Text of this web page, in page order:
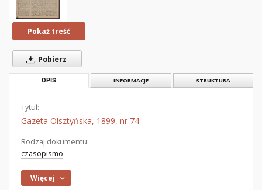
Pokaż treść
Pobierz
OPIS INFORMACJE STRUKTURA
Tytuł:
Gazeta Olsztyńska, 1899, nr 74
Rodzaj dokumentu:
czasopismo
Więcej